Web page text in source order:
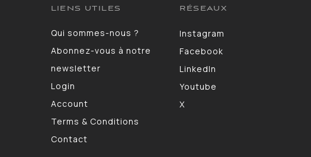
LIENS UTILES
Qui sommes-nous ?
Abonnez-vous à notre
newsletter
Login
Account
Terms & Conditions
Contact
RÉSEAUX
Instagram
Facebook
LinkedIn
Youtube
X